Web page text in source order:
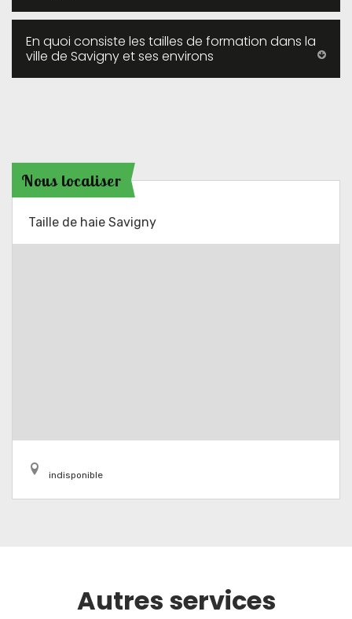
En quoi consiste les tailles de formation dans la
ville de Savigny et ses environs
Nous localiser
Taille de haie Savigny
indisponible
Autres services